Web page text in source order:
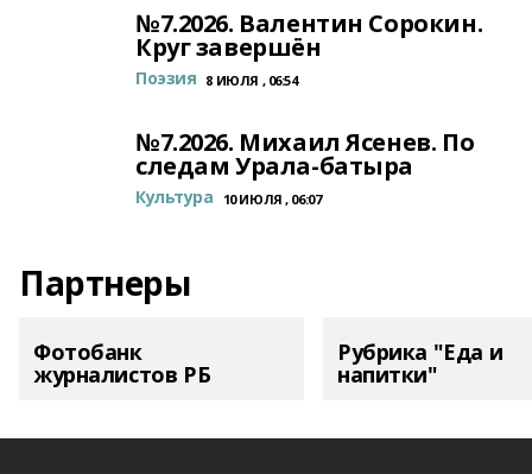
№7.2026. Валентин Сорокин.
Круг завершён
Поэзия 8 ИЮЛЯ , 06:54
№7.2026. Михаил Ясенев. По
следам Урала-батыра
Культура 10 ИЮЛЯ , 06:07
Партнеры
Фотобанк
журналистов РБ
Рубрика "Еда и
напитки"